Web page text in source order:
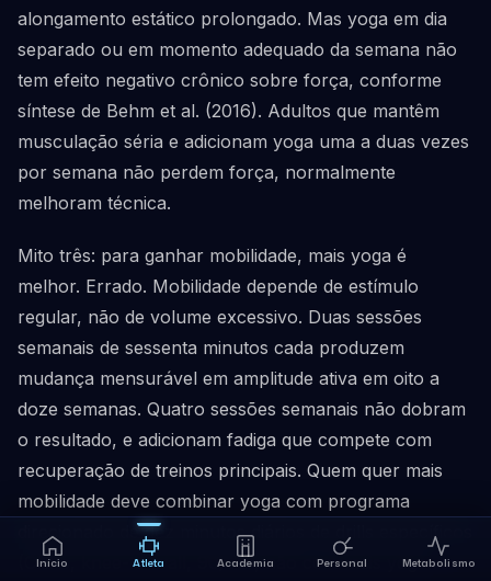
alongamento estático prolongado. Mas yoga em dia
separado ou em momento adequado da semana não
tem efeito negativo crônico sobre força, conforme
síntese de Behm et al. (2016). Adultos que mantêm
musculação séria e adicionam yoga uma a duas vezes
por semana não perdem força, normalmente
melhoram técnica.
Mito três: para ganhar mobilidade, mais yoga é
melhor. Errado. Mobilidade depende de estímulo
regular, não de volume excessivo. Duas sessões
semanais de sessenta minutos cada produzem
mudança mensurável em amplitude ativa em oito a
doze semanas. Quatro sessões semanais não dobram
o resultado, e adicionam fadiga que compete com
recuperação de treinos principais. Quem quer mais
mobilidade deve combinar yoga com programa
direcionado de dez minutos diários de drills específicos
(CARs, knee-to-wall, 90/90), não com mais yoga.
Início Atleta Academia Personal Metabolismo